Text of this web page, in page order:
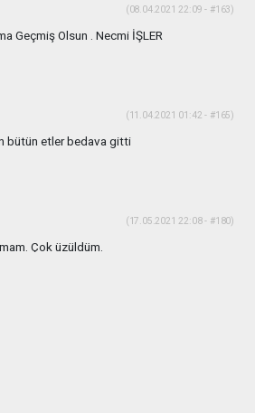
(08.04.2021 22:09 - #163)
Geçmiş Olsun . Necmi İŞLER
(11.04.2021 01:42 - #165)
bütün etler bedava gitti
(17.05.2021 22:08 - #180)
Çok üzüldüm.